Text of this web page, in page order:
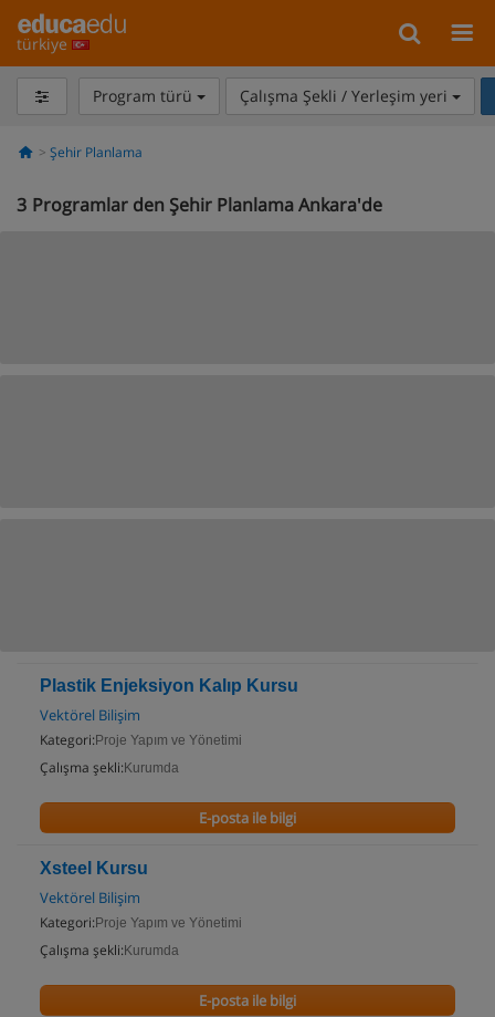
türkiye
Program türü Çalışma Şekli / Yerleşim yeri
Şehir Planlama
3 Programlar den Şehir Planlama Ankara'de
Plastik Enjeksiyon Kalıp Kursu
Vektörel Bilişim
Kategori: Proje Yapım ve Yönetimi
Çalışma şekli: Kurumda
E-posta ile bilgi
Xsteel Kursu
Vektörel Bilişim
Kategori: Proje Yapım ve Yönetimi
Çalışma şekli: Kurumda
E-posta ile bilgi